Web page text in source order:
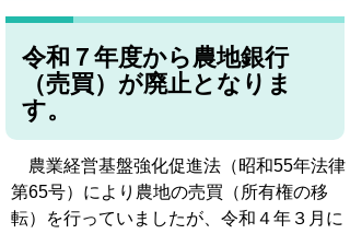
令和７年度から農地銀行
（売買）が廃止となりま
す。
農業経営基盤強化促進法（昭和55年法律
第65号）により農地の売買（所有権の移
転）を行っていましたが、令和４年３月に